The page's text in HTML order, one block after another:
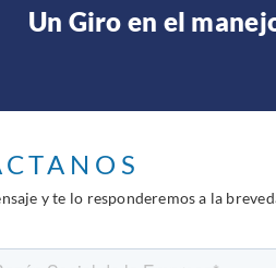
Un Giro en el
y te lo responderemos a la